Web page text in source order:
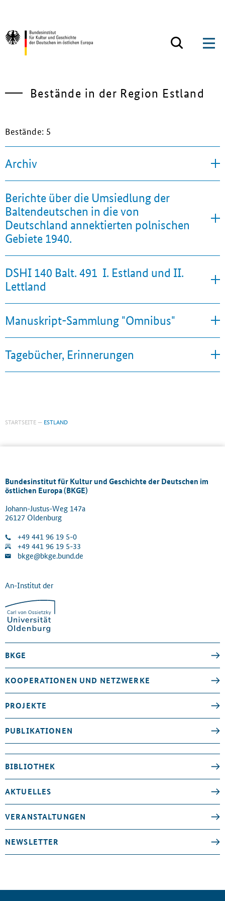
Bestände in der Region Estland
Bestände: 5
Archiv
Berichte über die Umsiedlung der
Baltendeutschen in die von
Deutschland annektierten polnischen
Gebiete 1940.
DSHI 140 Balt. 491  I. Estland und II.
Lettland
Manuskript-Sammlung "Omnibus"
Tagebücher, Erinnerungen
STARTSEITE ESTLAND
Bundesinstitut für Kultur und Geschichte der Deutschen im
östlichen Europa (BKGE)
Johann-Justus-Weg 147a
26127 Oldenburg
+49 441 96 19 5-0
+49 441 96 19 5-33
bkge@bkge.bund.de
An-Institut der
BKGE
KOOPERATIONEN UND NETZWERKE
PROJEKTE
PUBLIKATIONEN
BIBLIOTHEK
AKTUELLES
VERANSTALTUNGEN
NEWSLETTER